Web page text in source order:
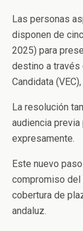
Las personas
disponen de
2025) para
destino a través
Candidata
La resolución
audiencia
expresamente.
Este nuevo
compromiso del
cobertura de
andaluz.